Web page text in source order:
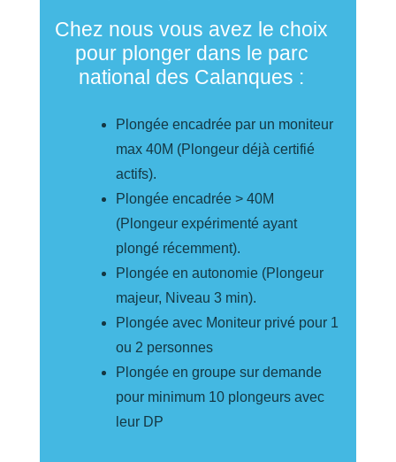
Chez nous vous avez le choix
pour plonger dans le parc
national des Calanques :
Plongée encadrée par un moniteur
max 40M (Plongeur déjà certifié
actifs).
Plongée encadrée > 40M
(Plongeur expérimenté ayant
plongé récemment).
Plongée en autonomie (Plongeur
majeur, Niveau 3 min).
Plongée avec Moniteur privé pour 1
ou 2 personnes
Plongée en groupe sur demande
pour minimum 10 plongeurs avec
leur DP